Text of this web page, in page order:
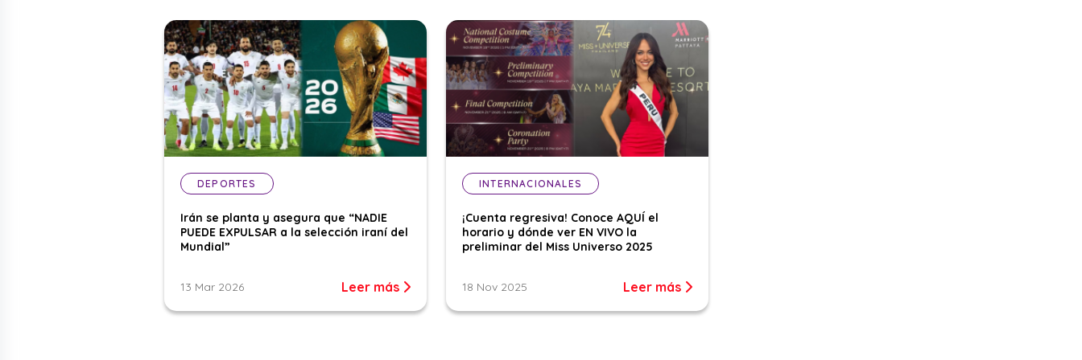
DEPORTES
Irán se planta y asegura que “NADIE
PUEDE EXPULSAR a la selección iraní del
Mundial”
13 Mar 2026 Leer más
INTERNACIONALES
¡Cuenta regresiva! Conoce AQUÍ el
horario y dónde ver EN VIVO la
preliminar del Miss Universo 2025
18 Nov 2025 Leer más